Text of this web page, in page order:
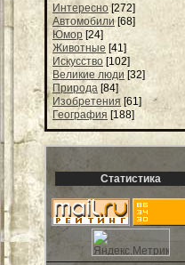
Интересно [272]
Автомобили [68]
Юмор [24]
Животные [41]
Искусство [102]
Великие люди [32]
Природа [84]
Изобретения [61]
География [188]
Статистика